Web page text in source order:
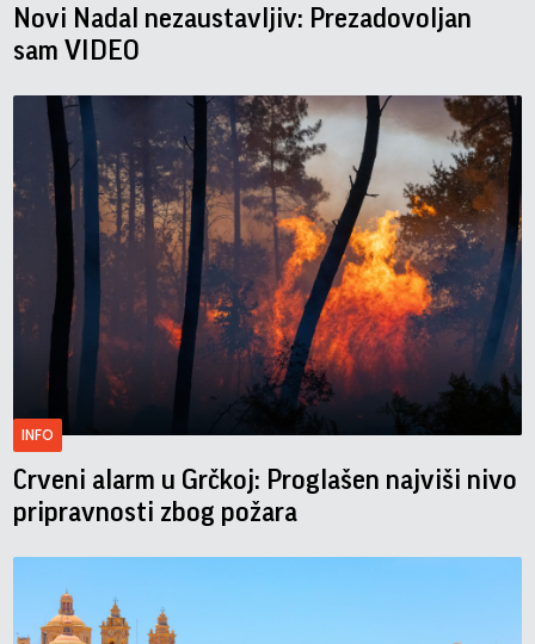
Novi Nadal nezaustavljiv: Prezadovoljan
sam VIDEO
INFO
Crveni alarm u Grčkoj: Proglašen najviši nivo
pripravnosti zbog požara